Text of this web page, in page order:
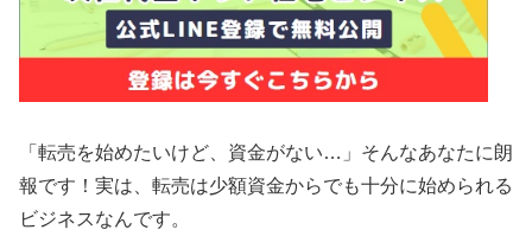
「転売を始めたいけど、資金がない…」そんなあなたに朗
報です！実は、転売は少額資金からでも十分に始められる
ビジネスなんです。